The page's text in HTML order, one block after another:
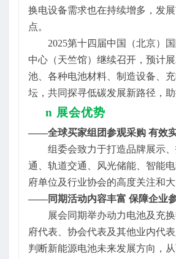
换电设备需求也在持续增多，发
点‌。
2025第十四届中国（北京）
中心（天竺馆）继续召开，预计
池、各种电池材料、制造设备、
坛，共同探寻低碳发展新路径，
n 展会优势
——全球买家组团参观采购 有效
组委会致力于打造品牌展示
通、轨道交通、风光储能、智能
府单位及行业协会的高度关注和大
——同期活动内容丰富 保障企业
展会同期举办动力电池及充
府代表、协会代表及其他业内代
判断新能源电池未来发展方向，